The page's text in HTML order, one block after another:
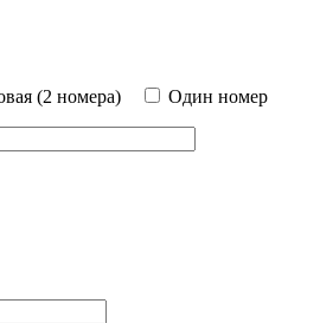
(2 номера) Один номер